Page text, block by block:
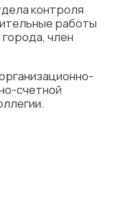
контроля
работы
член
счетной